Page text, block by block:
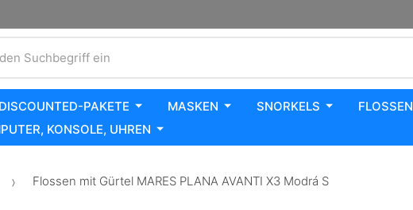
Suchbegriff ein
DISCOUNTED-PAKETE MASKEN SNORKELS FLOSSEN
KONSOLE, UHREN
Flossen mit Gürtel MARES PLANA AVANTI X3 Modrá S